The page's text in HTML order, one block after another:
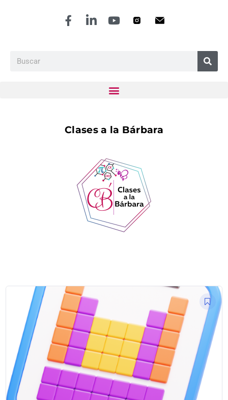
Clases a la Bárbara